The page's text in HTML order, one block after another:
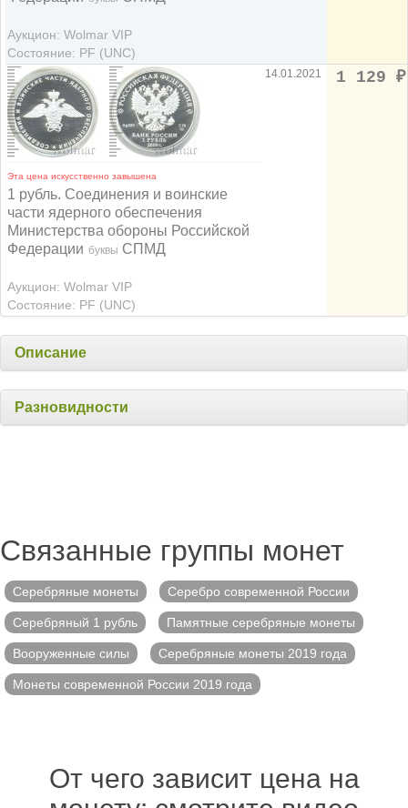
Аукцион: Wolmar VIP
Состояние: PF (UNC)
Эта цена искусственно завышена
1 рубль. Cоединения и воинские
части ядерного обеспечения
Министерства обороны Российской
Федерации буквы СПМД
Аукцион: Wolmar VIP
Состояние: PF (UNC)
14.01.2021 1 129 ₽
Описание
Разновидности
Связанные группы монет
Серебряные монеты Серебро современной России
Серебряный 1 рубль Памятные серебряные монеты
Вооруженные силы Серебряные монеты 2019 года
Монеты современной России 2019 года
От чего зависит цена на